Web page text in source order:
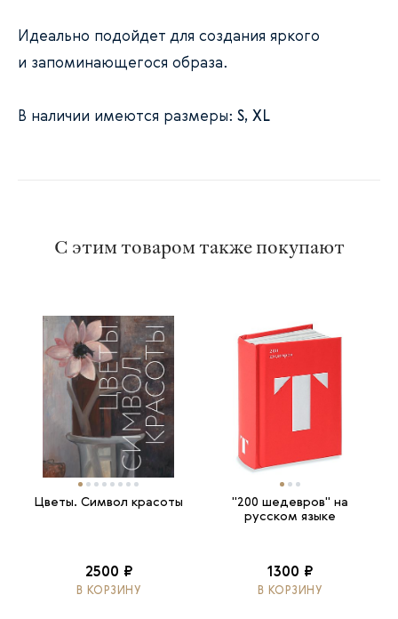
Идеально подойдет для создания яркого
и запоминающегося образа.
В наличии имеются размеры: S, XL
С этим товаром также покупают
Цветы. Символ красоты
2500 ₽
В КОРЗИНУ
"200 шедевров" на
русском языке
1300 ₽
В КОРЗИНУ